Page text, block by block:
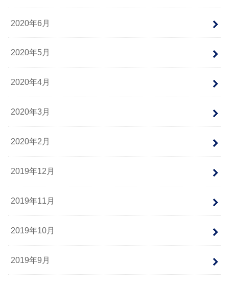
2020年6月
2020年5月
2020年4月
2020年3月
2020年2月
2019年12月
2019年11月
2019年10月
2019年9月